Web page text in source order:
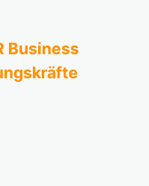
Business